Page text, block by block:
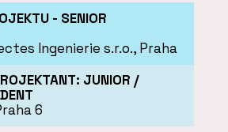
- SENIOR
Ingenierie s.r.o., Praha
JUNIOR /
6